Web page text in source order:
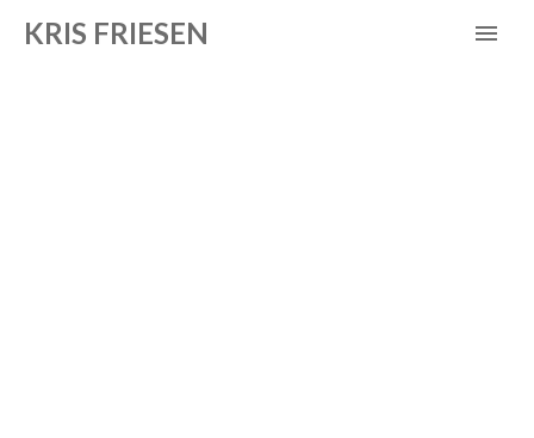
KRIS FRIESEN